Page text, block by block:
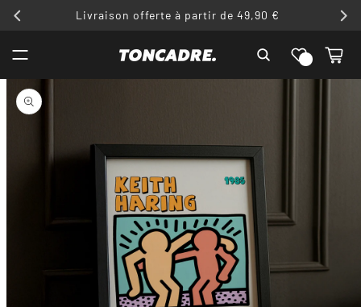
Livraison offerte à partir de 49,90 €
Liste de
souhaits
Panier
PASSER AUX
INFORMATIONS
PRODUITS